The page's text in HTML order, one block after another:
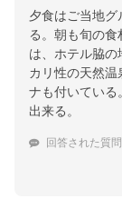
夕食はご当地
る。朝も旬の
は、ホテル脇
カリ性の天然温
ナも付いている
出来る。
回答された質問